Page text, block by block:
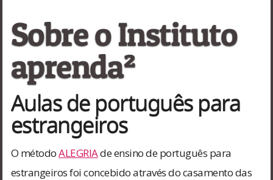
Sobre o Instituto
aprenda²
Aulas de português para
estrangeiros
O métodoALEGRIAde ensino de português para
estrangeiros foi concebido através do casamento das